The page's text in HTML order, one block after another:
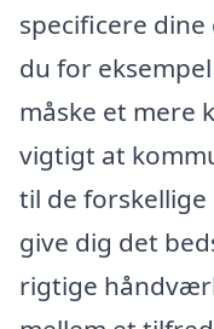
specificere
du for
måske et mere
vigtigt at
til de
give dig det
rigtige